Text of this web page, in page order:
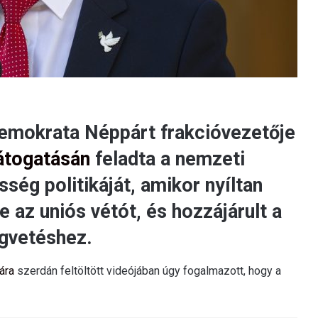
Néppárt frakcióvezetője
feladta a nemzeti
politikáját, amikor nyíltan
az uniós vétót, és hozzájárult a
szerdán feltöltött videójában úgy fogalmazott, hogy a